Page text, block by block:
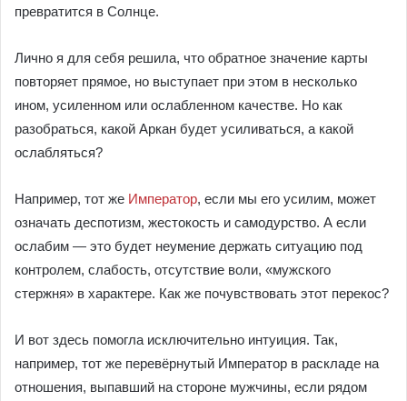
превратится в Солнце.
Лично я для себя решила, что обратное значение карты
повторяет прямое, но выступает при этом в несколько
ином, усиленном или ослабленном качестве. Но как
разобраться, какой Аркан будет усиливаться, а какой
ослабляться?
Например, тот же Император, если мы его усилим, может
означать деспотизм, жестокость и самодурство. А если
ослабим — это будет неумение держать ситуацию под
контролем, слабость, отсутствие воли, «мужского
стержня» в характере. Как же почувствовать этот перекос?
И вот здесь помогла исключительно интуиция. Так,
например, тот же перевёрнутый Император в раскладе на
отношения, выпавший на стороне мужчины, если рядом